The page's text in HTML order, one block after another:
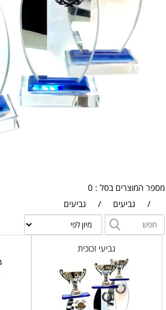
מספר המוצרים בסל : 0
/
גביעים / גביעים
גביעי זכוכית